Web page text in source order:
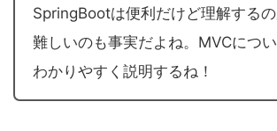
SpringBootは便利だけど理解する
難しいのも事実だよね。MVCにつ
わかりやすく説明するね！